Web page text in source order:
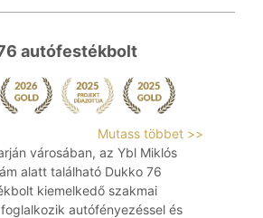
autófestékbolt
Mutass többet >>
városában, az Ybl Miklós
alatt található Dukko 76
kiemelkedő szakmai
autófényezéssel és